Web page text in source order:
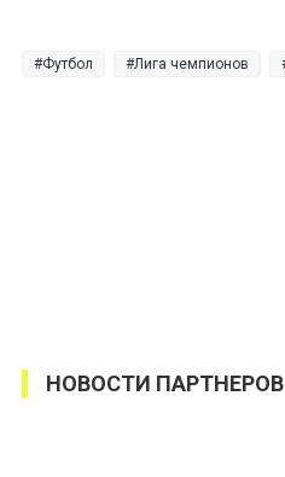
Футбол Лига чемпионов
НОВОСТИ ПАРТНЕРОВ